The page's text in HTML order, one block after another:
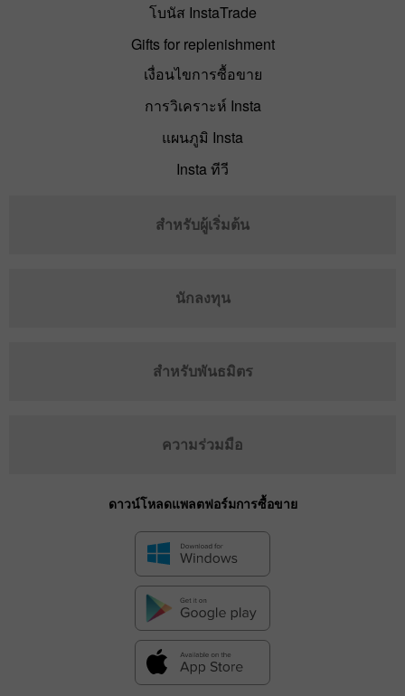
โบนัส InstaTrade
Gifts for replenishment
เงื่อนไขการซื้อขาย
การวิเคราะห์ Insta
แผนภูมิ Insta
Insta ทีวี
สำหรับผู้เริ่มต้น
นักลงทุน
สำหรับพันธมิตร
ความร่วมมือ
ดาวน์โหลดแพลตฟอร์มการซื้อขาย